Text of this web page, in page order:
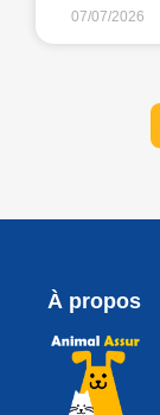
07/07/2026
À propos